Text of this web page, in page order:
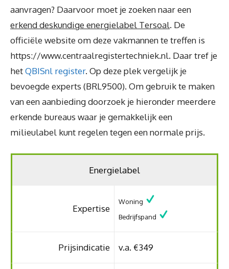
aanvragen? Daarvoor moet je zoeken naar een
erkend deskundige energielabel Tersoal. De
officiële website om deze vakmannen te treffen is
https://www.centraalregistertechniek.nl. Daar tref je
hetQBISnl register. Op deze plek vergelijk je
bevoegde experts (BRL9500). Om gebruik te maken
van een aanbieding doorzoek je hieronder meerdere
erkende bureaus waar je gemakkelijk een
milieulabel kunt regelen tegen een normale prijs.
Energielabel
Expertise
Woning
Bedrijfspand
Prijsindicatie v.a. €349